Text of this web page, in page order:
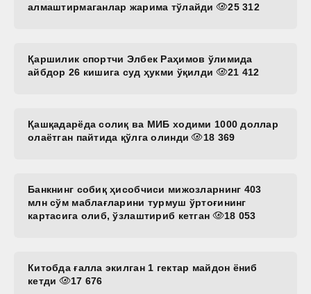
алмаштирмаганлар жарима тўлайди
25 312
Қаршилик спортчи Элбек Раҳимов ўлимида
айбдор 26 кишига суд ҳукми ўқилди
21 412
Қашқадарёда солиқ ва МИБ ходими 1000 доллар
олаётган пайтида қўлга олинди
18 369
Банкнинг собиқ ҳисобчиси мижозларнинг 403
млн сўм маблағларини турмуш ўртоғининг
картасига олиб, ўзлаштириб кетган
18 053
Китобда ғалла экилган 1 гектар майдон ёниб
кетди
17 676